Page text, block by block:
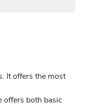
It offers the most
offers both basic